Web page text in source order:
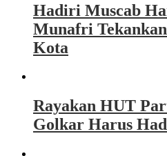
Hadiri Muscab
Munafri
Kota
Rayakan HUT
Golkar Harus